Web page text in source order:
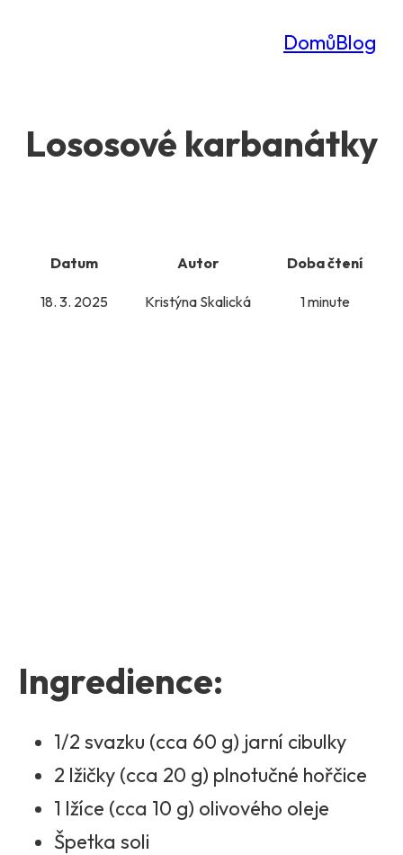
DomůBlog
Lososové karbanátky
Datum
18. 3. 2025
Autor
Kristýna Skalická
Doba čtení
1 minute
Ingredience:
1/2 svazku (cca 60 g) jarní cibulky
2 lžičky (cca 20 g) plnotučné hořčice
1 lžíce (cca 10 g) olivového oleje
Špetka soli